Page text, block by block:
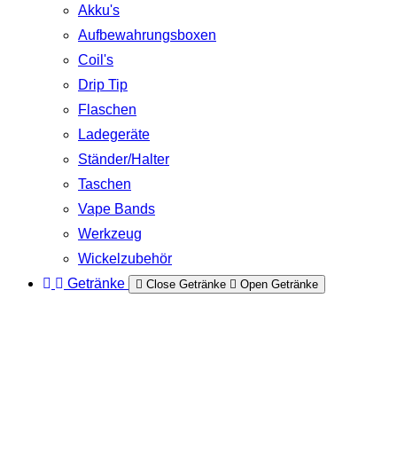
Akku's
Aufbewahrungsboxen
Coil's
Drip Tip
Flaschen
Ladegeräte
Ständer/Halter
Taschen
Vape Bands
Werkzeug
Wickelzubehör
Getränke
Close Getränke Open Getränke